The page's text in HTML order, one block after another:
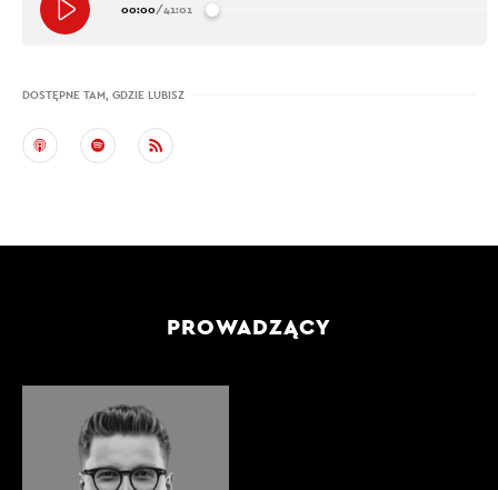
00:00/41:01
DOSTĘPNE TAM, GDZIE LUBISZ
PROWADZĄCY